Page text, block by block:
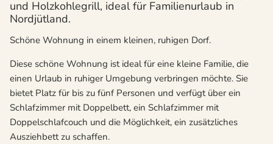
und Holzkohlegrill, ideal für Familienurlaub in
Nordjütland.
Schöne Wohnung in einem kleinen, ruhigen Dorf.
Diese schöne Wohnung ist ideal für eine kleine Familie, die
einen Urlaub in ruhiger Umgebung verbringen möchte. Sie
bietet Platz für bis zu fünf Personen und verfügt über ein
Schlafzimmer mit Doppelbett, ein Schlafzimmer mit
Doppelschlafcouch und die Möglichkeit, ein zusätzliches
Ausziehbett zu schaffen.